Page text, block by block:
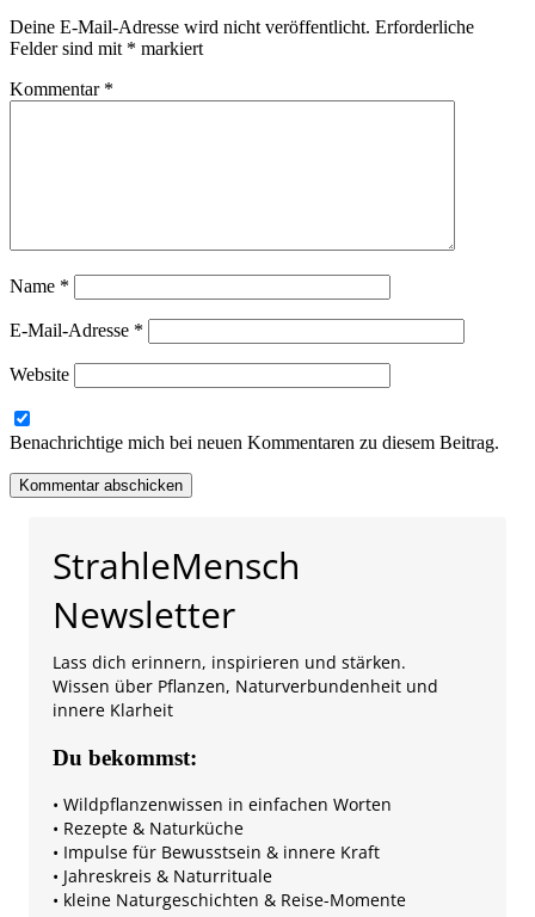
Deine E-Mail-Adresse wird nicht veröffentlicht. Erforderliche
Felder sind mit * markiert
Kommentar *
Name *
E-Mail-Adresse *
Website
Benachrichtige mich bei neuen Kommentaren zu diesem Beitrag.
StrahleMensch
Newsletter
Lass dich erinnern, inspirieren und stärken.
Wissen über Pflanzen, Naturverbundenheit und
innere Klarheit
Du bekommst:
• Wildpflanzenwissen in einfachen Worten
• Rezepte & Naturküche
• Impulse für Bewusstsein & innere Kraft
• Jahreskreis & Naturrituale
• kleine Naturgeschichten & Reise-Momente